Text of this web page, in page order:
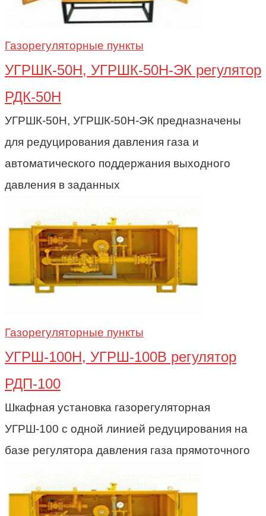
Газорегуляторные пункты
УГРШК-50Н, УГРШК-50Н-ЭК регулятор
РДК-50Н
УГРШК-50Н, УГРШК-50Н-ЭК предназначены
для редуцирования давления газа и
автоматического поддержания выходного
давления в заданных
Газорегуляторные пункты
УГРШ-100Н, УГРШ-100В регулятор
РДП-100
Шкафная установка газорегуляторная
УГРШ-100 с одной линией редуцирования на
базе регулятора давления газа прямоточного